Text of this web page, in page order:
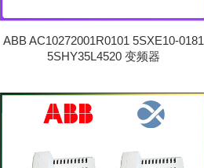
ABB AC10272001R0101 5SXE10-0181
5SHY35L4520 变频器